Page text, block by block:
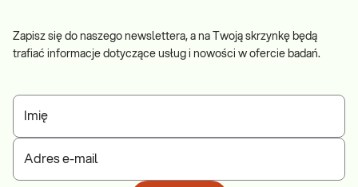
Zapisz się do naszego newslettera, a na Twoją skrzynkę będą
trafiać informacje dotyczące usług i nowości w ofercie badań.
Imię
Adres e-mail